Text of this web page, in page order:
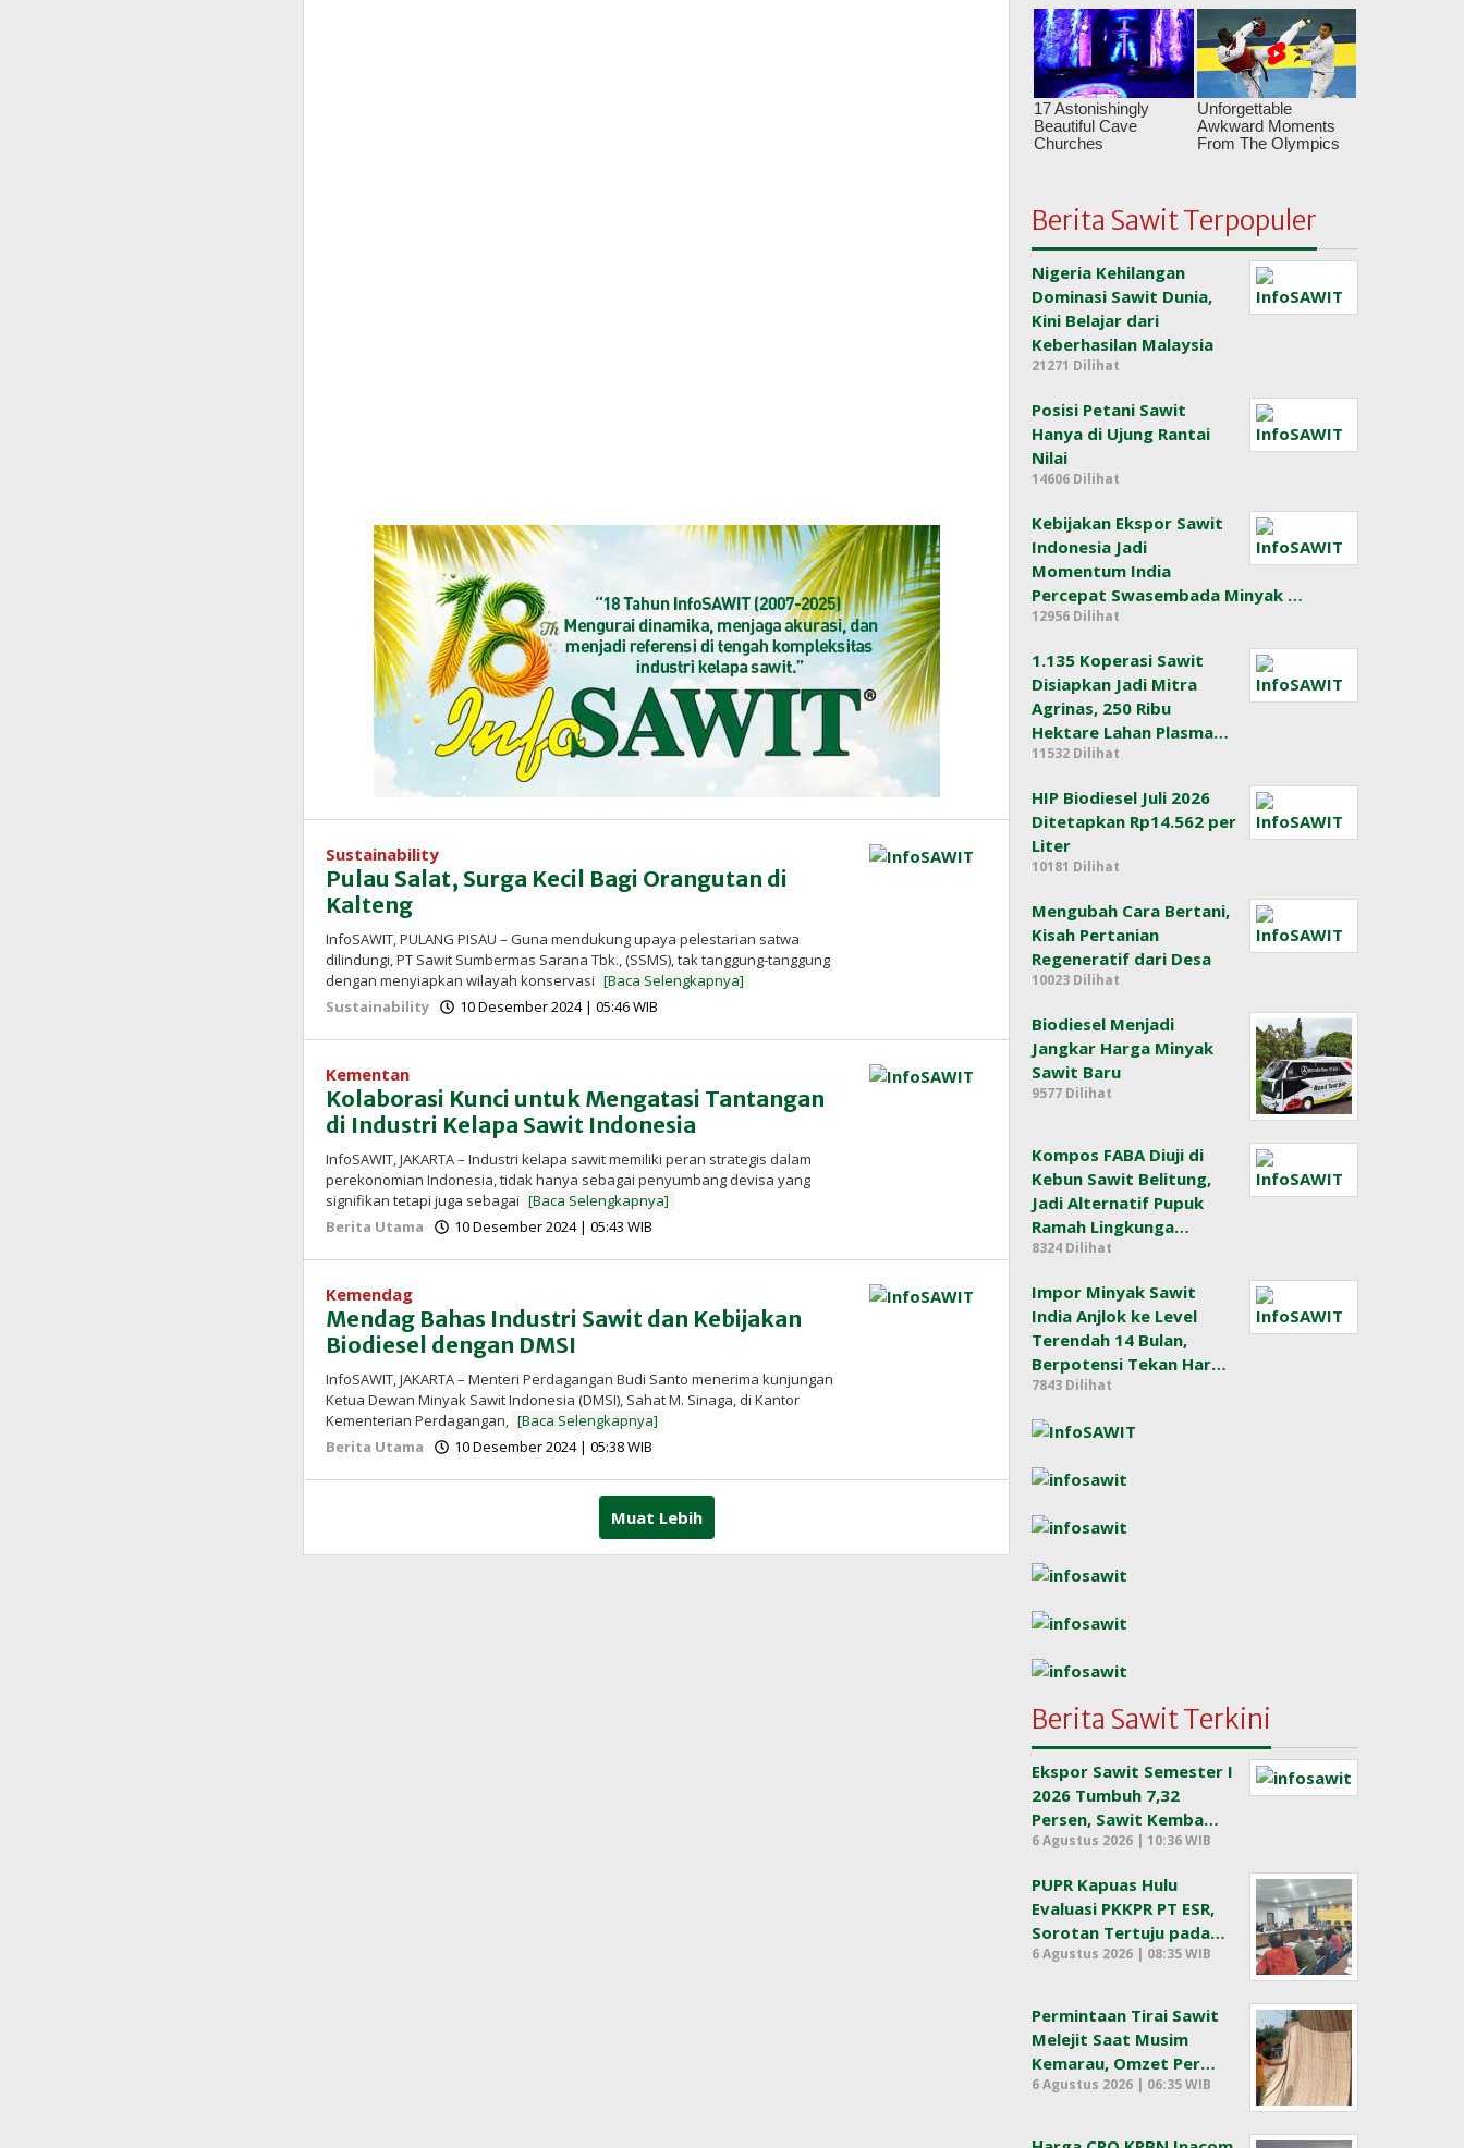
Sustainability
Pulau Salat, Surga Kecil Bagi Orangutan di
Kalteng
InfoSAWIT, PULANG PISAU – Guna mendukung upaya pelestarian satwa
dilindungi, PT Sawit Sumbermas Sarana Tbk., (SSMS), tak tanggung-tanggung
dengan menyiapkan wilayah konservasi [Baca Selengkapnya]
Sustainability
10 Desember 2024 | 05:46 WIB
InfoSAWIT
Kementan
Kolaborasi Kunci untuk Mengatasi Tantangan
di Industri Kelapa Sawit Indonesia
InfoSAWIT, JAKARTA – Industri kelapa sawit memiliki peran strategis dalam
perekonomian Indonesia, tidak hanya sebagai penyumbang devisa yang
signifikan tetapi juga sebagai [Baca Selengkapnya]
Berita Utama
10 Desember 2024 | 05:43 WIB
InfoSAWIT
Kemendag
Mendag Bahas Industri Sawit dan Kebijakan
Biodiesel dengan DMSI
InfoSAWIT, JAKARTA – Menteri Perdagangan Budi Santo menerima kunjungan
Ketua Dewan Minyak Sawit Indonesia (DMSI), Sahat M. Sinaga, di Kantor
Kementerian Perdagangan, [Baca Selengkapnya]
Berita Utama
10 Desember 2024 | 05:38 WIB
InfoSAWIT
Muat Lebih
Berita Sawit Terpopuler
Nigeria Kehilangan
Dominasi Sawit Dunia,
Kini Belajar dari
Keberhasilan Malaysia
21271 Dilihat
Posisi Petani Sawit
Hanya di Ujung Rantai
Nilai
14606 Dilihat
Kebijakan Ekspor Sawit
Indonesia Jadi
Momentum India
Percepat Swasembada Minyak …
12956 Dilihat
1.135 Koperasi Sawit
Disiapkan Jadi Mitra
Agrinas, 250 Ribu
Hektare Lahan Plasma…
11532 Dilihat
HIP Biodiesel Juli 2026
Ditetapkan Rp14.562 per
Liter
10181 Dilihat
Mengubah Cara Bertani,
Kisah Pertanian
Regeneratif dari Desa
10023 Dilihat
Biodiesel Menjadi
Jangkar Harga Minyak
Sawit Baru
9577 Dilihat
Kompos FABA Diuji di
Kebun Sawit Belitung,
Jadi Alternatif Pupuk
Ramah Lingkunga…
8324 Dilihat
Impor Minyak Sawit
India Anjlok ke Level
Terendah 14 Bulan,
Berpotensi Tekan Har…
7843 Dilihat
Berita Sawit Terkini
Ekspor Sawit Semester I
2026 Tumbuh 7,32
Persen, Sawit Kemba…
6 Agustus 2026 | 10:36 WIB
PUPR Kapuas Hulu
Evaluasi PKKPR PT ESR,
Sorotan Tertuju pada…
6 Agustus 2026 | 08:35 WIB
Permintaan Tirai Sawit
Melejit Saat Musim
Kemarau, Omzet Per…
6 Agustus 2026 | 06:35 WIB